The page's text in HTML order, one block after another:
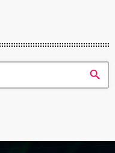
search